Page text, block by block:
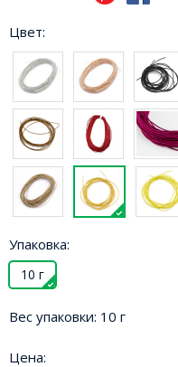
Цвет:
Упаковка:
10 г
Вес упаковки: 10 г
Цена: